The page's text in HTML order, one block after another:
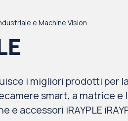
e Machine Vision
i migliori prodotti per
smart, a matrice e
e accessori iRAYPLE